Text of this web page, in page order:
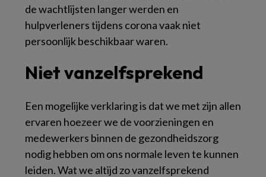
de wachtlijsten langer werden en
hulpverleners tijdens corona vaak niet
persoonlijk beschikbaar waren.
Niet vanzelfsprekend
Een mogelijke verklaring is dat we met zijn allen
ervaren hoezeer we de voorzieningen en
medewerkers binnen de gezondheidszorg
nodig hebben om ons normale leven te kunnen
leiden. Wat we altijd zo vanzelfsprekend